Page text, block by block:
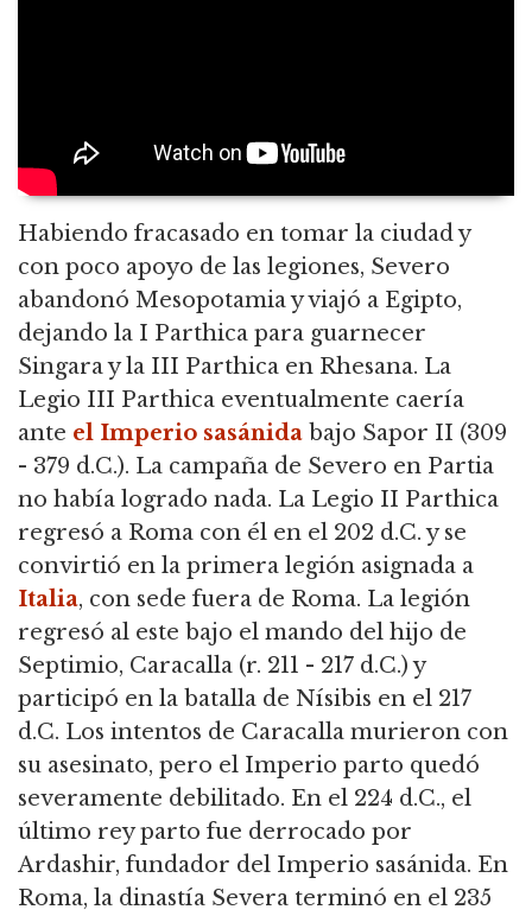
Habiendo fracasado en tomar la ciudad y
con poco apoyo de las legiones, Severo
abandonó Mesopotamia y viajó a Egipto,
dejando la I Parthica para guarnecer
Singara y la III Parthica en Rhesana. La
Legio III Parthica eventualmente caería
ante el Imperio sasánida bajo Sapor II (309
- 379 d.C.). La campaña de Severo en Partia
no había logrado nada. La Legio II Parthica
regresó a Roma con él en el 202 d.C. y se
convirtió en la primera legión asignada a
Italia, con sede fuera de Roma. La legión
regresó al este bajo el mando del hijo de
Septimio, Caracalla (r. 211 - 217 d.C.) y
participó en la batalla de Nísibis en el 217
d.C. Los intentos de Caracalla murieron con
su asesinato, pero el Imperio parto quedó
severamente debilitado. En el 224 d.C., el
último rey parto fue derrocado por
Ardashir, fundador del Imperio sasánida. En
Roma, la dinastía Severa terminó en el 235